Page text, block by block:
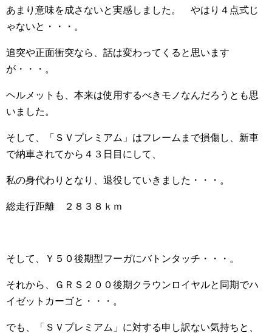
あまり意味を成さないと実感しました。 やはり４点式じ
ゃないと・・・。
追突や正面衝突なら、話は変わってくると思います
が・・・。
ヘルメットも、本来は使用するべきモノなんだろうとも思
いました。
そして、「ＳＶプレミアム」はフレームまで損傷し、新車
で納車されてから４３日目にして、
私の身代わりとなり、退役していきました・・・。
総走行距離 ２８３８ｋｍ
そして、Ｙ５０後期型フーガにバトンタッチ・・・。
それから、ＧＲＳ２００後期クラウンロイヤルと同期でハ
イゼットカーゴと・・・。
でも、「ＳＶプレミアム」に対する申し訳ない気持ちと、